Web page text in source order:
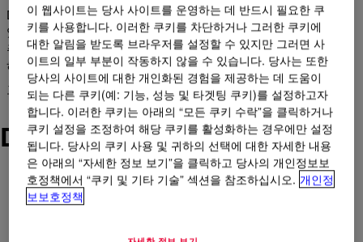
Dow 텍스쳐 키트는 다기능, 완전 배합 홈케어 제품으로 구성되어
있습니다. 손 씻는 액체부터 공기 청정제 젤에 이르기까지, 영감을
주는 혁신적인 다양한 포뮬레이션은 Dow의 다양한 기술이 제공
하는 소비자 관련 혜택을 보여줍니다.
고객이 더 쉽고 즐겁게 청소할 수 있도록 도와주십시오!
Dow 텍스처 키트
이 웹사이트는 당사 사이트를 운영하는 데 반드시 필요한 쿠
키를 사용합니다. 이러한 쿠키를 차단하거나 그러한 쿠키에
대한 알림을 받도록 브라우저를 설정할 수 있지만 그러면 사
이트의 일부 부분이 작동하지 않을 수 있습니다. 당사는 또한
당사의 사이트에 대한 개인화된 경험을 제공하는 데 도움이
되는 다른 쿠키(예: 기능, 성능 및 타겟팅 쿠키)를 설정하고자
합니다. 이러한 쿠키는 아래의 “모든 쿠키 수락”을 클릭하거나
쿠키 설정을 조정하여 해당 쿠키를 활성화하는 경우에만 설정
됩니다. 당사의 쿠키 사용 및 귀하의 선택에 대한 자세한 내용
은 아래의 “자세한 정보 보기”을 클릭하고 당사의 개인정보보
호정책에서 “쿠키 및 기타 기술” 섹션을 참조하십시오. 개인정
보보호정책